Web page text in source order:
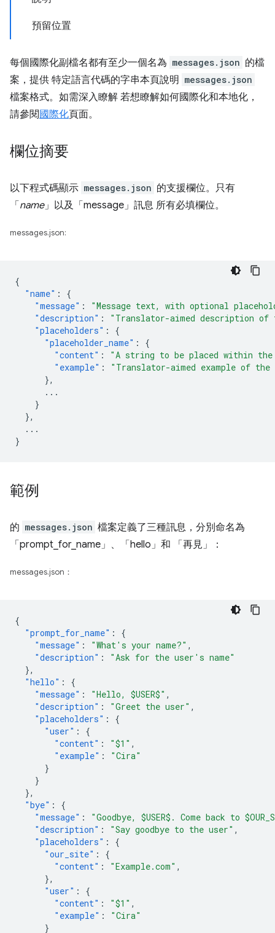
預留位置
每個國際化副檔名都有至少一個名為 messages.json 的檔
案，提供 特定語言代碼的字串本頁說明 messages.json
檔案格式。如需深入瞭解 若想瞭解如何國際化和本地化，
請參閱 國際化頁面。
欄位摘要
以下程式碼顯示 messages.json 的支援欄位。只有
「 name」以及「message」訊息 所有必填欄位。
messages.json:
{
"name" :
{
"message" :
"Message text, with optional
"description" :
"Translator-aimed description of
"placeholders" :
{
"placeholder_name" :
{
"content" :
"A string to be placed within the
"example" :
"Translator-aimed example of
},
...
}
},
...
}
範例
的 messages.json 檔案定義了三種訊息，分別命名為
「prompt_for_name」、「hello」和 「再見」：
messages.json：
{
"prompt_for_name" :
{
"message" : "What's your name?" ,
"description" :
"Ask for the user's name"
},
"hello" :
{
"message" : "Hello, $USER$" ,
"description" : "Greet the user" ,
"placeholders" :
{
"user" :
{
"content" : "$1" ,
"example" :
"Cira"
}
}
},
"bye" :
{
"message" :
"Goodbye, $USER$. Come back to
"description" : "Say goodbye to the user" ,
"placeholders" :
{
"our_site" :
{
"content" : "Example.com" ,
},
"user" :
{
"content" : "$1" ,
"example" :
"Cira"
}